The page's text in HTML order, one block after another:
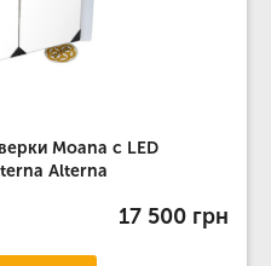
Moana с LED
Alterna
17 500 грн